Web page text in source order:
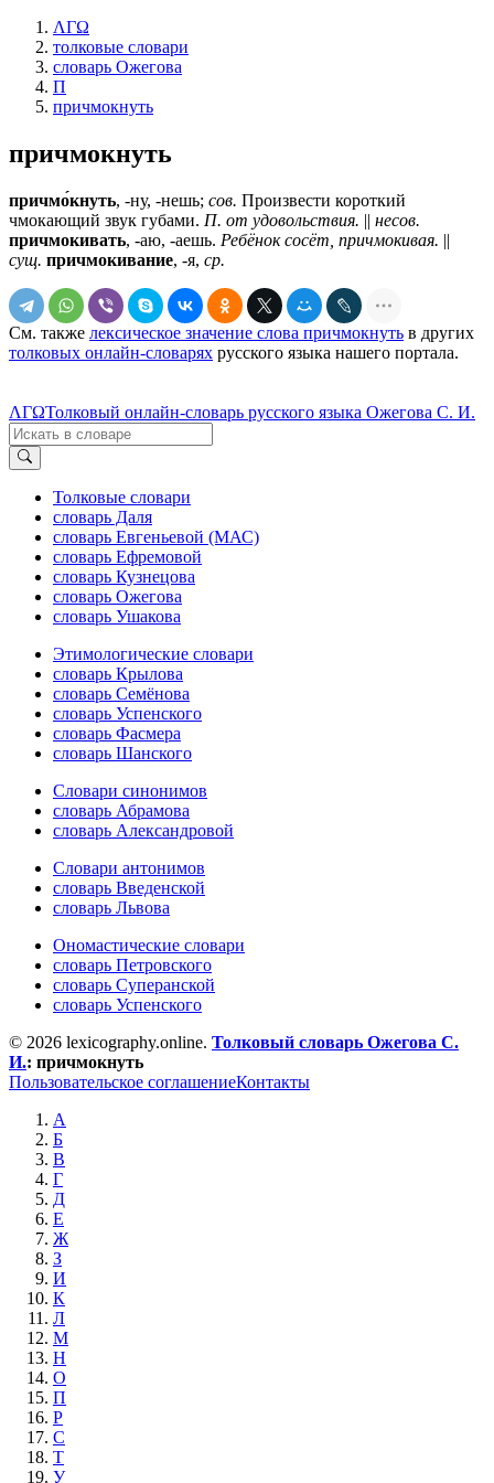
ΛΓΩ
толковые словари
словарь Ожегова
П
причмокнуть
причмокнуть
причмо́кнуть, -ну, -нешь; сов. Произвести короткий
чмокающий звук губами. П. от удовольствия. || несов.
причмокивать, -аю, -аешь. Ребёнок сосёт, причмокивая. ||
сущ. причмокивание, -я, ср.
См. также лексическое значение слова причмокнуть в других
толковых онлайн-словарях русского языка нашего портала.
ΛΓΩТолковый онлайн-словарь русского языка Ожегова С. И.
Толковые словари
словарь Даля
словарь Евгеньевой (МАС)
словарь Ефремовой
словарь Кузнецова
словарь Ожегова
словарь Ушакова
Этимологические словари
словарь Крылова
словарь Семёнова
словарь Успенского
словарь Фасмера
словарь Шанского
Словари синонимов
словарь Абрамова
словарь Александровой
Словари антонимов
словарь Введенской
словарь Львова
Ономастические словари
словарь Петровского
словарь Суперанской
словарь Успенского
© 2026 lexicography.online. Толковый словарь Ожегова C.
И.: причмокнуть
Пользовательское соглашениеКонтакты
А
Б
В
Г
Д
Е
Ж
З
И
К
Л
М
Н
О
П
Р
С
Т
У